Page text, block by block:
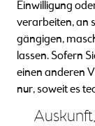
Einwilligung
verarbeiten, an
gängigen,
lassen. Sofern
einen anderen
nur, soweit es